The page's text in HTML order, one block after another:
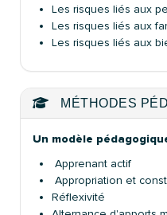
Les risques liés aux
Les risques liés aux
Les risques liés aux
MÉTHODES
Un modèle
Apprenant actif
Appropriation et
Réflexivité